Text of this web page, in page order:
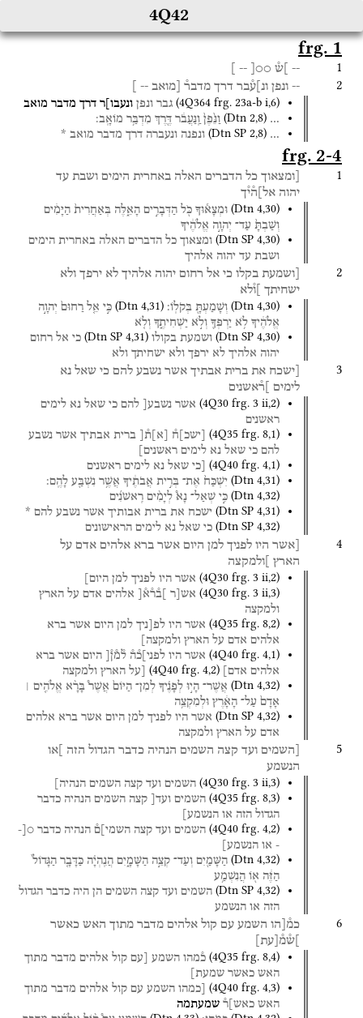
4Q42
frg. 1
1
-- ]ש֯ ○○[
--
2
-- ונפן ונ]ע֯בר דרך מדבר֯ [מואב --
(4Q364 frg. 23a-b i,6) גבר ונפן ונעבו]ר דרך מדבר מואב
…
(Dtn 2,8) וַנֵּ֙פֶן֙ וַֽנַּעֲבֹ֔ר דֶּ֖רֶךְ מִדְבַּ֥ר מוֹאָֽב׃
…
(Dtn SP 2,8) ונפנה ונעברה דרך מדבר מואב *
frg. 2-4
1 [ומצאוך כל הדברים האלה באחרית הימים ושבת עד
יהוה אל]ה֯י֯ך
(Dtn 4,30) וּמְצָא֕וּךָ כֹּ֖ל הַדְּבָרִ֣ים הָאֵ֑לֶּה בְּאַחֲרִית֙ הַיָּמִ֔ים
וְשַׁבְתָּ֙ עַד־ יְהוָ֣ה אֱלֹהֶ֔יךָ
(Dtn SP 4,30) ומצאוך כל הדברים האלה באחרית הימים
ושבת עד יהוה אלהיך
2 [ושמעת בקלו כי אל רחום יהוה אלהיך לא ירפך ולא
ישחיתך
]ו֯לא
(Dtn 4,30) וְשָׁמַעְתָּ֖ בְּקֹלֽוֹ׃ (Dtn 4,31) כִּ֣י אֵ֤ל רַחוּם֙ יְהוָ֣ה
אֱלֹהֶ֔יךָ לֹ֥א יַרְפְּךָ֖ וְלֹ֣א יַשְׁחִיתֶ֑ךָ וְלֹ֤א
(Dtn SP 4,30) ושמעת בקולו (Dtn SP 4,31) כי אל רחום
יהוה אלהיך לא ירפך ולא ישחיתך ולא
3 [ישכח את ברית אבתיך אשר נשבע להם כי שאל נא
לימים
]ר֯אשנים
(4Q30 frg. 3 ii,2) אשר נשבע[ להם כי שאל נא לימים
ראשנים
(4Q35 frg. 8,1) ישכ ח֯ א ת֯[ ברית אבתיך אשר נשבע
להם כי שאל נא לימים ראשנים]
(4Q40 frg. 4,1) [כי שאל נא לימים ראשנים
(Dtn 4,31) יִשְׁכַּח֙ אֶת־ בְּרִ֣ית אֲבֹתֶ֔יךָ אֲשֶׁ֥ר נִשְׁבַּ֖ע לָהֶֽם׃
(Dtn 4,32) כִּ֣י שְׁאַל־ נָא֩ לְיָמִ֨ים רִֽאשֹׁנִ֜ים
(Dtn SP 4,31) ישכח את ברית אבותיך אשר נשבע להם *
(Dtn SP 4,32) כי שאל נא לימים הראישונים
4 [אשר היו לפניך למן היום אשר ברא אלהים אדם על
הארץ
]ולמקצה
(4Q30 frg. 3 ii,2) אשר היו לפניך למן היום]
(4Q30 frg. 3 ii,3) אש[ר ]ב֯ר֯א֯[ אלהים אדם על הארץ
ולמקצה
(4Q35 frg. 8,2) אשר היו לפ[ניך למן היום אשר ברא
אלהים אדם על הארץ ולמקצה]
(4Q40 frg. 4,1) אשר היו לפני]כ֯ה֯ ל֯מ֯ן֯[ היום אשר ברא
אלהים אדם] (4Q40 frg. 4,2) [על הארץ ולמקצה
(Dtn 4,32) אֲשֶׁר־ הָי֣וּ לְפָנֶ֗יךָ לְמִן־ הַיּוֹם֙ אֲשֶׁר֩ בָּרָ֨א אֱלֹהִ֤ים ׀
אָדָם֙ עַל־ הָאָ֔רֶץ וּלְמִקְצֵ֥ה
(Dtn SP 4,32) אשר היו לפניך למן היום אשר ברא אלהים
אדם על הארץ ולמקצה
5 [השמים ועד קצה השמים הנהיה כדבר הגדול הזה
]או
הנשמע
(4Q30 frg. 3 ii,3) השמים ועד קצה השמים הנהיה]
(4Q35 frg. 8,3) השמים ועד[ קצה השמים הנהיה כדבר
הגדול הזה או הנשמע]
(4Q40 frg. 4,2) השמים ועד קצה השמי]ם֯ הנהיה כדבר ○[-
- או הנשמע]
(Dtn 4,32) הַשָּׁמַ֖יִם וְעַד־ קְצֵ֣ה הַשָּׁמָ֑יִם הֲנִֽהְיָ֗ה כַּדָּבָ֤ר הַגָּדוֹל֙
הַזֶּ֔ה א֖וֹ הֲנִשְׁמַ֥ע
(Dtn SP 4,32) השמים ועד קצה השמים הן היה כדבר הגדול
הזה או הנשמע
6 כמ֯[הו השמע עם קול אלהים מדבר מתוך האש כאשר
]ש֯מ֯ עת
(4Q35 frg. 8,4) כ֯מהו השמע [עם קול אלהים מדבר מתוך
האש כאשר שמעת]
(4Q40 frg. 4,3) [כמהו השמע עם קול אלהים מדבר מתוך
האש כאש]ר֯ שמעתמה